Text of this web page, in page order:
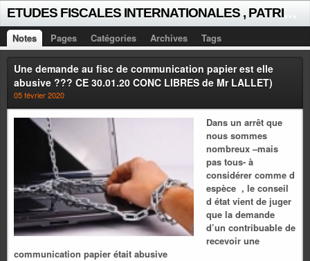
Notes Pages Catégories Archives Tags
Une demande au fisc de communication papier est elle
abusive ??? CE 30.01.20 CONC LIBRES de Mr LALLET)
05 février 2020
Dans un arrêt que
nous sommes
nombreux –mais
pas tous- à
considérer comme d
espèce , le conseil
d état vient de juger
que la demande
d’un contribuable de
recevoir une
communication papier était abusive